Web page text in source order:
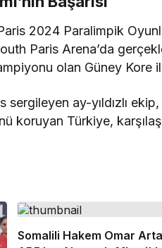
2024 Paralimpik
Paris Arena’da
olan Güney Kore
sergileyen ay-yıldızlı
koruyan Türkiye,
Somalili Hakem Omar